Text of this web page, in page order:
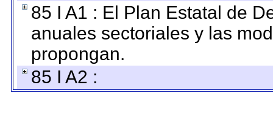
85 I A1 : El Plan Estatal de
anuales sectoriales y las
propongan.
85 I A2 :